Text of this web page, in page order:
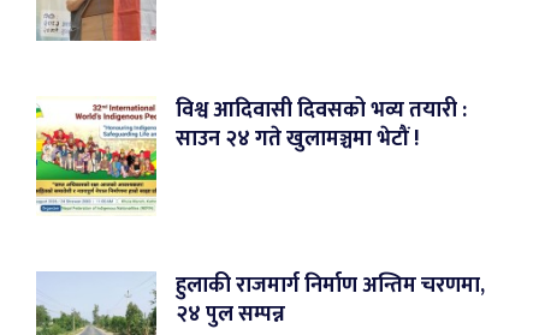
विश्व आदिवासी दिवसको भव्य तयारी :
साउन २४ गते खुलामञ्चमा भेटौं !
हुलाकी राजमार्ग निर्माण अन्तिम चरणमा,
२४ पुल सम्पन्न